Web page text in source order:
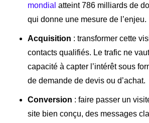
mondial atteint 786 milliards de
qui donne une mesure de l’enjeu.
Acquisition : transformer cette
contacts qualifiés. Le trafic ne
capacité à capter l’intérêt sous
de demande de devis ou d’achat.
Conversion : faire passer un
site bien conçu, des messages